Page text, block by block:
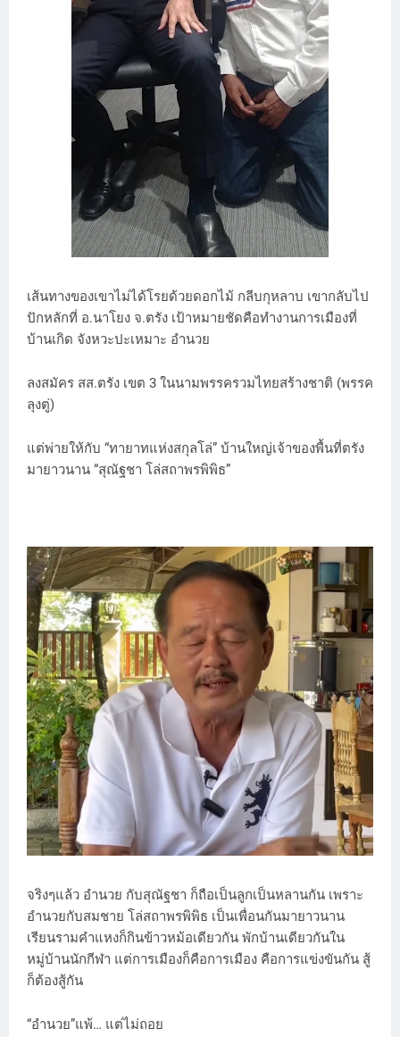
เส้นทางของเขาไม่ได้โรยด้วยดอกไม้ กลีบกุหลาบ เขากลับไป
ปักหลักที่ อ.นาโยง จ.ตรัง เป้าหมายชัดคือทำงานการเมืองที่
บ้านเกิด จังหวะปะเหมาะ อำนวย
ลงสมัคร สส.ตรัง เขต 3 ในนามพรรครวมไทยสร้างชาติ (พรรค
ลุงตู่)
แต่พ่ายให้กับ “ทายาทแห่งสกุลโล่” บ้านใหญ่เจ้าของพื้นที่ตรัง
มายาวนาน “สุณัฐชา โล่สถาพรพิพิธ”
จริงๆแล้ว อำนวย กับสุณัฐชา ก็ถือเป็นลูกเป็นหลานกัน เพราะ
อำนวยกับสมชาย โล่สถาพรพิพิธ เป็นเพื่อนกันมายาวนาน
เรียนรามคำแหงก็กินข้าวหม้อเดียวกัน พักบ้านเดียวกันใน
หมู่บ้านนักกีฬา แต่การเมืองก็คือการเมือง คือการแข่งขันกัน สู้
ก็ต้องสู้กัน
“อำนวย”แพ้… แต่ไม่ถอย